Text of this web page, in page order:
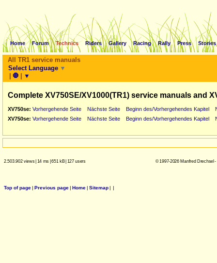
Home Forum Technics Riders Gallery Racing Rally Press Stories
All TR1 service manuals
Select Language ▼
| 🛑 | ▼
Complete XV750SE/XV1000(TR1) service manuals and
XV750se: Vorhergehende Seite Nächste Seite Beginn des/Vorhergehendes Kapitel
XV750se: Vorhergehende Seite Nächste Seite Beginn des/Vorhergehendes Kapitel
2.503.902 views| 14 ms |651 kB| 127 users © 1997-2026 Manfred Drechsel
Top of page| Previous page| Home| Sitemap| |